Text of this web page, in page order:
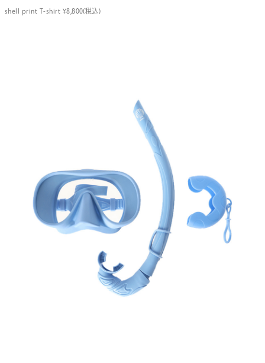
shell print T-shirt ¥8,800(税込)